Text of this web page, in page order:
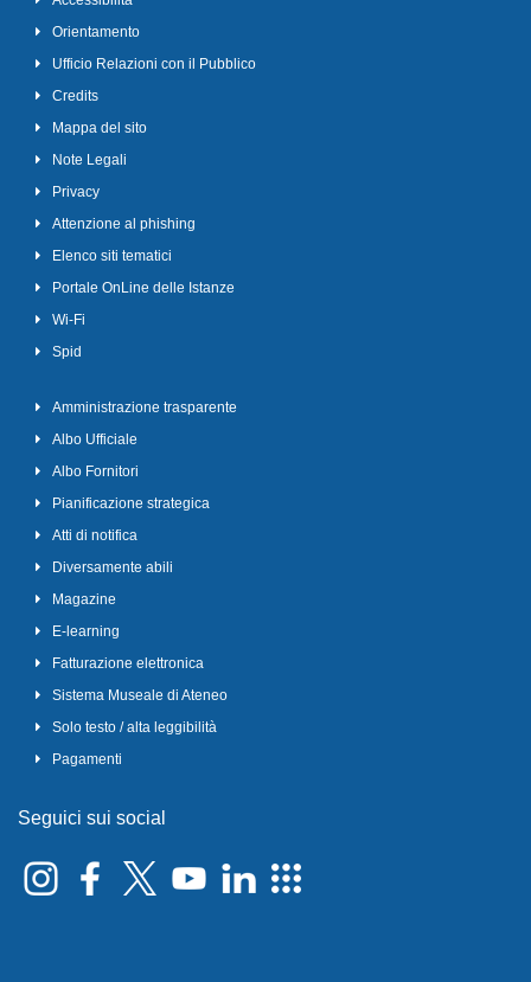
Orientamento
Ufficio Relazioni con il Pubblico
Credits
Mappa del sito
Note Legali
Privacy
Attenzione al phishing
Elenco siti tematici
Portale OnLine delle Istanze
Wi-Fi
Spid
Amministrazione trasparente
Albo Ufficiale
Albo Fornitori
Pianificazione strategica
Atti di notifica
Diversamente abili
Magazine
E-learning
Fatturazione elettronica
Sistema Museale di Ateneo
Solo testo / alta leggibilità
Pagamenti
Seguici sui social